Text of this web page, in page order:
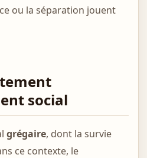
ou la séparation jouent
social
grégaire, dont la survie
ce contexte, le